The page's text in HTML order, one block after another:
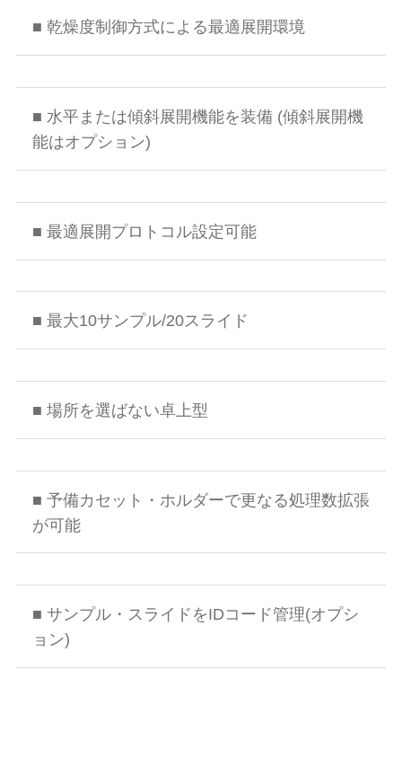
■ 乾燥度制御方式による最適展開環境
■ 水平または傾斜展開機能を装備 (傾斜展開機
能はオプション)
■ 最適展開プロトコル設定可能
■ 最大10サンプル/20スライド
■ 場所を選ばない卓上型
■ 予備カセット・ホルダーで更なる処理数拡張
が可能
■ サンプル・スライドをIDコード管理(オプシ
ョン)